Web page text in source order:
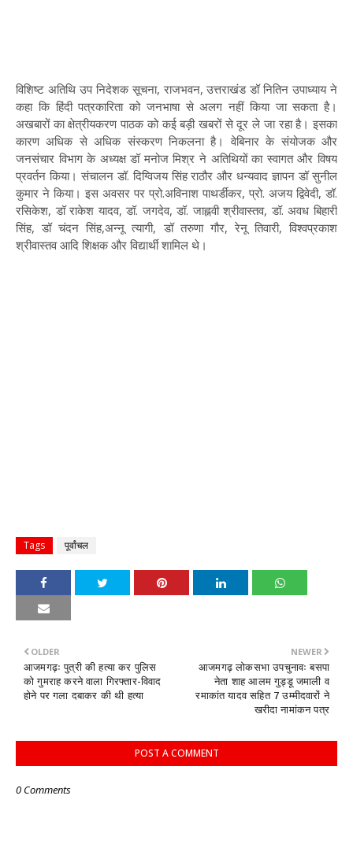
विशिष्ट अतिथि उप निदेशक सूचना, राजभवन, उत्तराखंड डॉ नितिन उपाध्याय ने
कहा कि हिंदी पत्रकारिता को जनभाषा से अलग नहीं किया जा सकता है।
अखबारों का क्षेत्रीयकरण पाठक को कई बड़ी खबरों से दूर ले जा रहा है। इसका
कारण अधिक से अधिक संस्करण निकलना है। वेबिनार के संयोजक और
जनसंचार विभाग के अध्यक्ष डॉ मनोज मिश्र ने अतिथियों का स्वागत और विषय
प्रवर्तन किया। संचालन डॉ. दिग्विजय सिंह राठौर और धन्यवाद ज्ञापन डॉ सुनील
कुमार ने किया। इस अवसर पर प्रो.अविनाश पाथर्डीकर, प्रो. अजय द्विवेदी, डॉ.
रसिकेश, डॉ राकेश यादव, डॉ. जगदेव, डॉ. जाह्नवी श्रीवास्तव, डॉ. अवध बिहारी
सिंह, डॉ चंदन सिंह,अन्नू त्यागी, डॉ तरुणा गौर, रेनू तिवारी, विश्वप्रकाश
श्रीवास्तव आदि शिक्षक और विद्यार्थी शामिल थे।
Tags पूर्वांचल
NEWER
आजमगढ़ लोकसभा उपचुनावः बसपा
नेता शाह आलम गुड्डू जमाली व
रमाकांत यादव सहित 7 उम्मीदवारों ने
खरीदा नामांकन पत्र
OLDER
आजमगढ़ः पुत्री की हत्या कर पुलिस
को गुमराह करने वाला गिरफ्तार-विवाद
होने पर गला दबाकर की थी हत्या
POST A COMMENT
0 Comments